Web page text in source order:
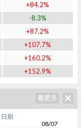
+84.2%
-8.3%
+87.2%
+107.7%
+160.2%
+152.9%
日期
08/07